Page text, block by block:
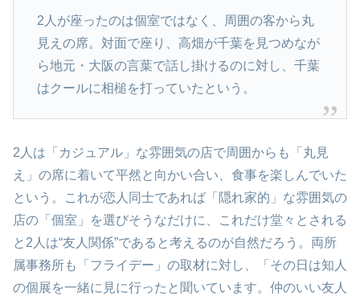
2人が座ったのは個室ではなく、周囲の客から丸
見えの席。対面で座り、高畑が千葉を見つめなが
ら地元・大阪の言葉で話し掛けるのに対し、千葉
はクールに相槌を打っていたという。
2人は「カジュアル」な雰囲気の店で周囲からも「丸見
え」の席に着いて平然と向かい合い、食事を楽しんでいた
という。これが恋人同士であれば「隠れ家的」な雰囲気の
店の「個室」を選びそうなだけに、これだけ堂々とされる
と2人は“友人関係”であると考えるのが自然だろう。両所
属事務所も「フライデー」の取材に対し、「その日は知人
の個展を一緒に見に行ったと聞いています。仲のいい友人